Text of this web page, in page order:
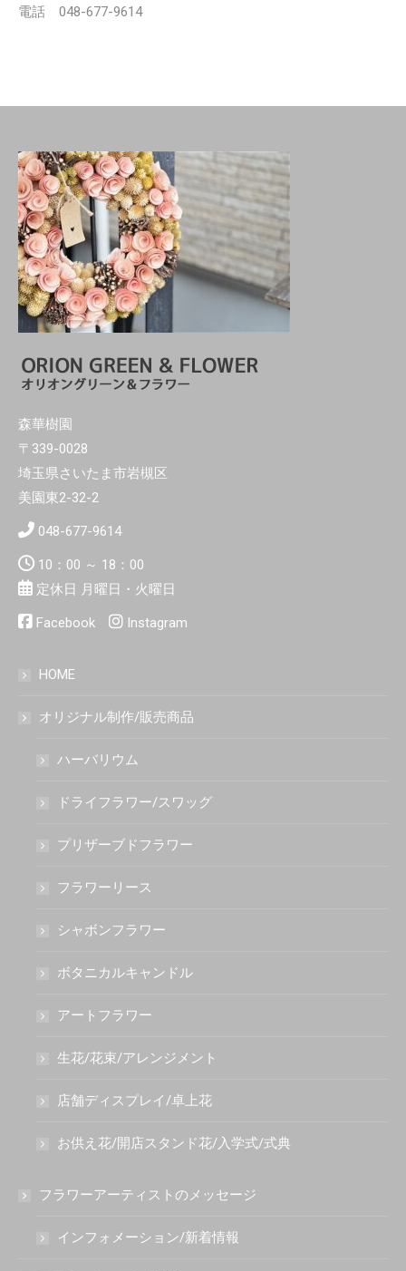
電話 048-677-9614
森華樹園
〒339-0028
埼玉県さいたま市岩槻区
美園東2-32-2
048-677-9614
10：00 ～ 18：00
定休日 月曜日・火曜日
Facebook Instagram
HOME
オリジナル制作/販売商品
ハーバリウム
ドライフラワー/スワッグ
プリザーブドフラワー
フラワーリース
シャボンフラワー
ボタニカルキャンドル
アートフラワー
生花/花束/アレンジメント
店舗ディスプレイ/卓上花
お供え花/開店スタンド花/入学式/式典
フラワーアーティストのメッセージ
インフォメーション/新着情報